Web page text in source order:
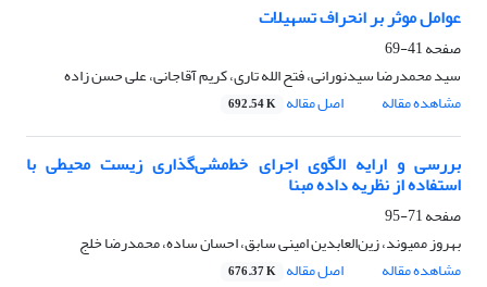
عوامل موثر بر انحراف تسهیلات
صفحه41-69
سید محمدرضا سیدنورانی، فتح الله تاری، کریم آقاجانی، علی حسن زاده
مشاهده مقاله
اصل مقاله 692.54 K
بررسی و ارایه الگوی اجرای خط‌مشی‌گذاری زیست محیطی با
استفاده از نظریه داده مبنا
صفحه71-95
بهروز ممیوند، زین‌العابدین امینی سابق، احسان ساده، محمدرضا خلج
مشاهده مقاله
اصل مقاله 676.37 K